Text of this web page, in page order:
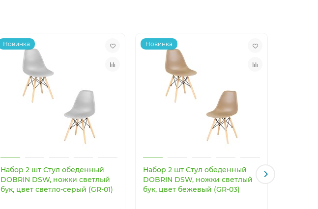
Новинка
Набор 2 шт Стул обеденный
DOBRIN DSW, ножки светлый
бук, цвет светло-серый (GR-01)
Новинка
Набор 2 шт Стул обеденный
DOBRIN DSW, ножки светлый
бук, цвет бежевый (GR-03)